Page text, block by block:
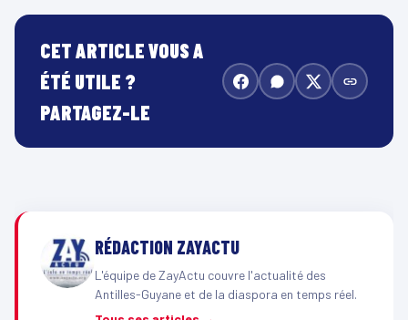
CET ARTICLE VOUS A
ÉTÉ UTILE ?
PARTAGEZ-LE
RÉDACTION ZAYACTU
L'équipe de ZayActu couvre l'actualité des
Antilles-Guyane et de la diaspora en temps réel.